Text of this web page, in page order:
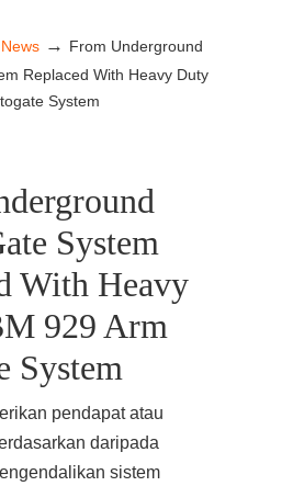
→ From Underground
Replaced With Heavy Duty
System
System
With Heavy
929 Arm
System
pendapat atau
daripada
sistem